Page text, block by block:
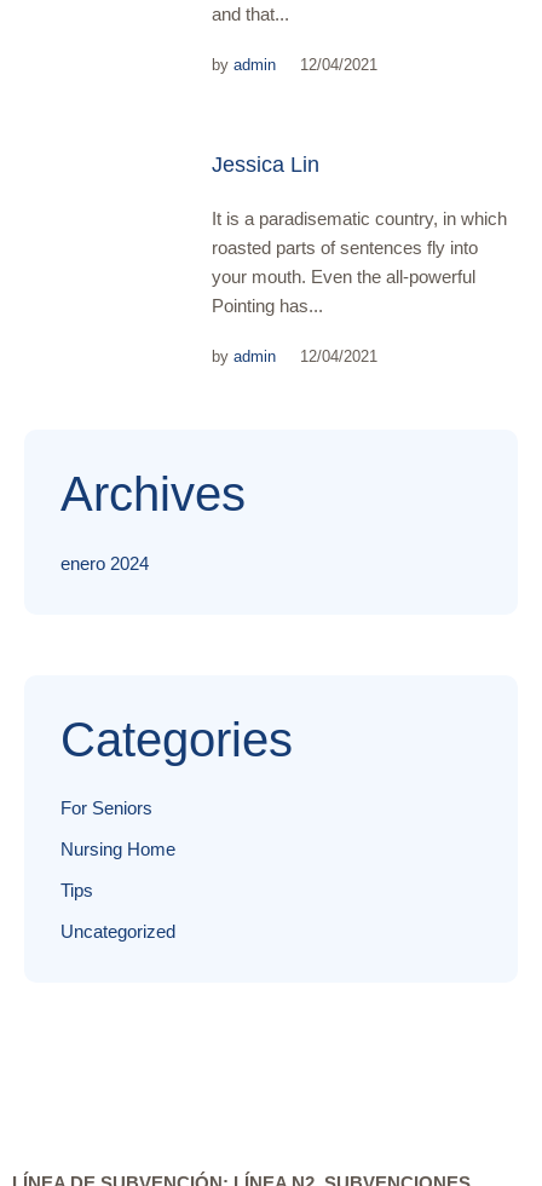
and that...
byadmin 12/04/2021
Jessica Lin
It is a paradisematic country, in which
roasted parts of sentences fly into
your mouth. Even the all-powerful
Pointing has...
byadmin 12/04/2021
Archives
enero 2024
Categories
For Seniors
Nursing Home
Tips
Uncategorized